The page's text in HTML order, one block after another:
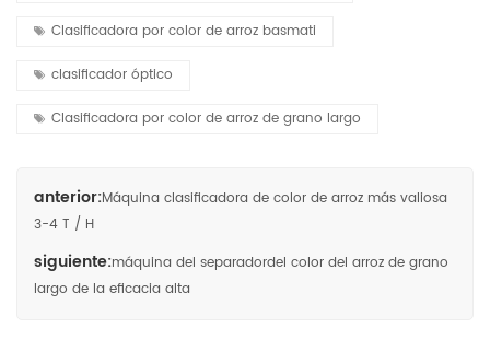
Clasificadora por color de arroz basmati
clasificador óptico
Clasificadora por color de arroz de grano largo
anterior:Máquina clasificadora de color de arroz más valiosa
3-4 T / H
siguiente:máquina del separadordel color del arroz de grano
largo de la eficacia alta